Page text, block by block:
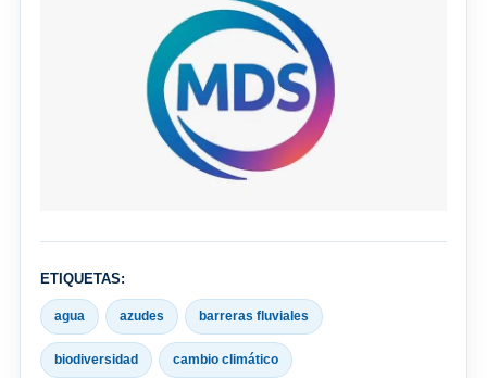
ETIQUETAS:
agua azudes barreras fluviales
biodiversidad cambio climático